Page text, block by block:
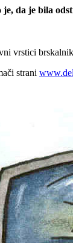
da je bila
vrstici
strani